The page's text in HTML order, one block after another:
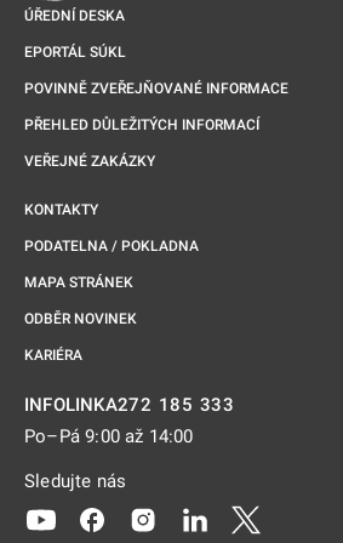
ÚŘEDNÍ DESKA
EPORTÁL SÚKL
POVINNĚ ZVEŘEJŇOVANÉ INFORMACE
PŘEHLED DŮLEŽITÝCH INFORMACÍ
VEŘEJNÉ ZAKÁZKY
KONTAKTY
PODATELNA / POKLADNA
MAPA STRÁNEK
ODBĚR NOVINEK
KARIÉRA
INFOLINKA272 185 333
Po–Pá 9:00 až 14:00
Sledujte nás
Odkaz se otevře na nové kartě
Odkaz se otevře na nové
Odkaz se otevře na
Odkaz se